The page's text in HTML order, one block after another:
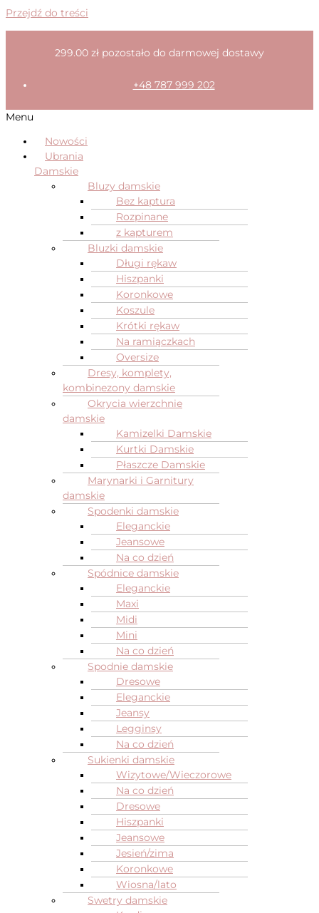
Przejdź do treści
299.00 zł pozostało do darmowej dostawy
+48 787 999 202
Menu
Nowości
Ubrania
Damskie
Bluzy damskie
Bez kaptura
Rozpinane
z kapturem
Bluzki damskie
Długi rękaw
Hiszpanki
Koronkowe
Koszule
Krótki rękaw
Na ramiączkach
Oversize
Dresy, komplety,
kombinezony damskie
Okrycia wierzchnie
damskie
Kamizelki Damskie
Kurtki Damskie
Płaszcze Damskie
Marynarki i Garnitury
damskie
Spodenki damskie
Eleganckie
Jeansowe
Na co dzień
Spódnice damskie
Eleganckie
Maxi
Midi
Mini
Na co dzień
Spodnie damskie
Dresowe
Eleganckie
Jeansy
Legginsy
Na co dzień
Sukienki damskie
Wizytowe/Wieczorowe
Na co dzień
Dresowe
Hiszpanki
Jeansowe
Jesień/zima
Koronkowe
Wiosna/lato
Swetry damskie